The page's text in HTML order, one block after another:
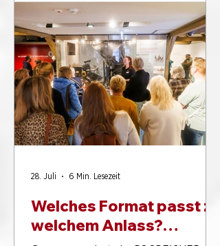
Langstreckenklassiker in Frankreich als
eine der härtesten und
prestigeträchtigsten Herausforderungen
des internationalen Motorsports. Die
Idee hinter dem Rennen w
Welches Format passt zu
welchem Anlass?
28. Juli 6 Min. Lesezeit